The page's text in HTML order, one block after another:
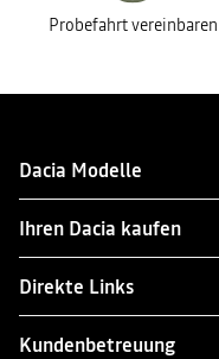
Probefahrt vereinbaren
Dacia Modelle
Ihren Dacia kaufen
Direkte Links
Kundenbetreuung